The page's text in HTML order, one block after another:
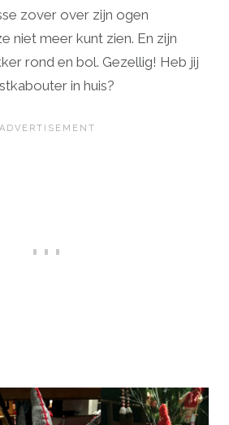
zover over zijn ogen
niet meer kunt zien. En zijn
rond en bol. Gezellig! Heb jij
in huis?